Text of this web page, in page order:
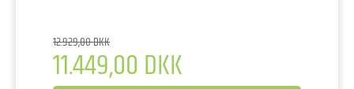
12.929,00 DKK
11.449,00 DKK